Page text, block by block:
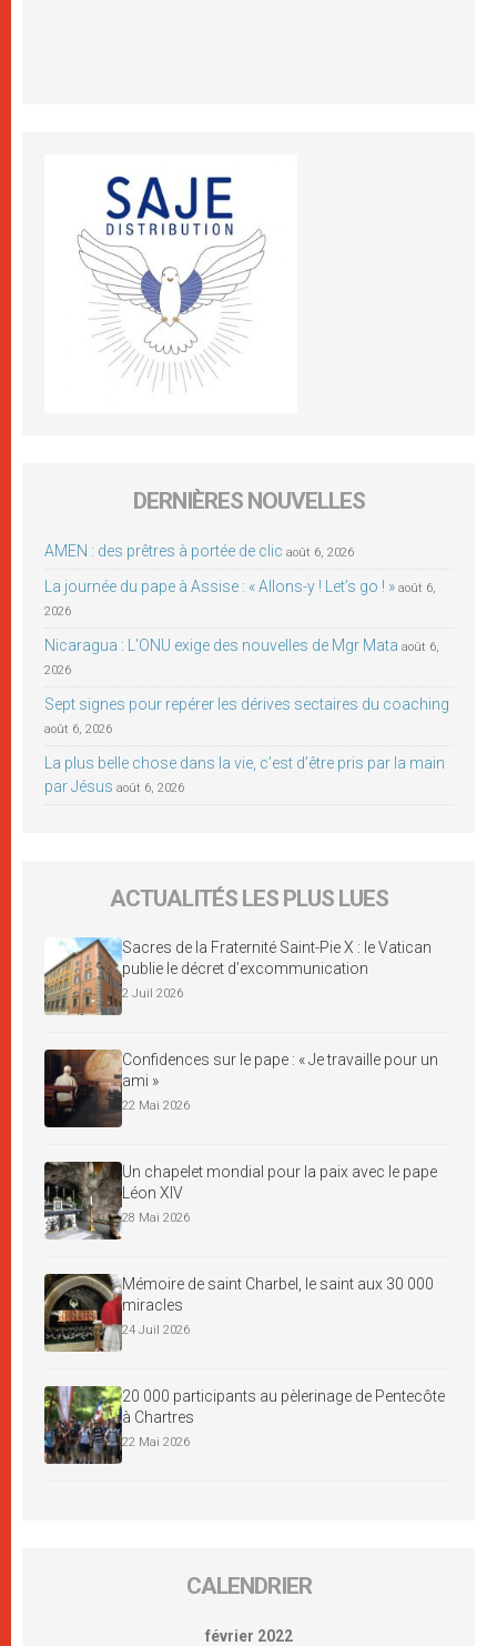
DERNIÈRES NOUVELLES
AMEN : des prêtres à portée de clic août 6, 2026
La journée du pape à Assise : « Allons-y ! Let’s go ! » août 6,
2026
Nicaragua : L’ONU exige des nouvelles de Mgr Mata août 6,
2026
Sept signes pour repérer les dérives sectaires du coaching
août 6, 2026
La plus belle chose dans la vie, c’est d’être pris par la main
par Jésus août 6, 2026
ACTUALITÉS LES PLUS LUES
Sacres de la Fraternité Saint-Pie X : le Vatican
publie le décret d’excommunication
2 Juil 2026
Confidences sur le pape : « Je travaille pour un
ami »
22 Mai 2026
Un chapelet mondial pour la paix avec le pape
Léon XIV
28 Mai 2026
Mémoire de saint Charbel, le saint aux 30 000
miracles
24 Juil 2026
20 000 participants au pèlerinage de Pentecôte
à Chartres
22 Mai 2026
CALENDRIER
février 2022